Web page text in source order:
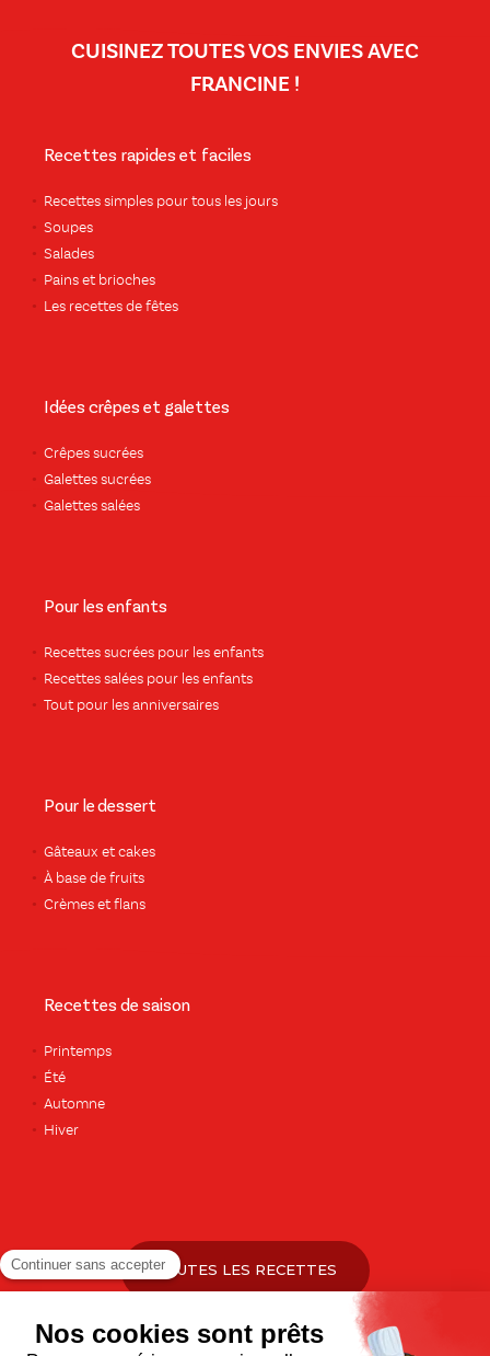
CUISINEZ TOUTES VOS ENVIES AVEC
FRANCINE !
Recettes rapides et faciles
Recettes simples pour tous les jours
Soupes
Salades
Pains et brioches
Les recettes de fêtes
Idées crêpes et galettes
Crêpes sucrées
Galettes sucrées
Galettes salées
Pour les enfants
Recettes sucrées pour les enfants
Recettes salées pour les enfants
Tout pour les anniversaires
Pour le dessert
Gâteaux et cakes
À base de fruits
Crèmes et flans
Recettes de saison
Printemps
Été
Automne
Hiver
TOUTES LES RECETTES